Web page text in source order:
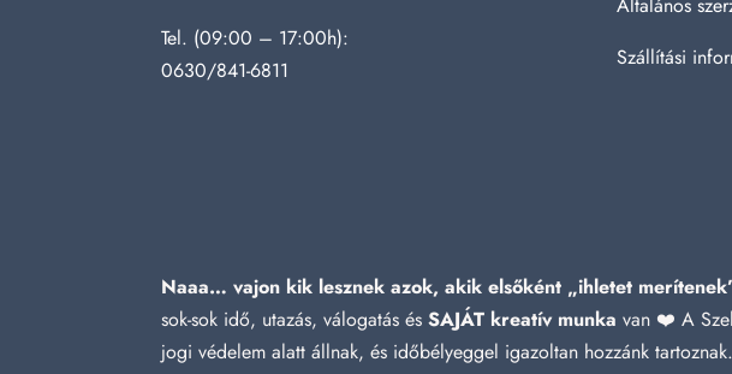
Tel. (09:00 – 17:00h):
0630/841-6811
Általános
Szállítási
Naaa… vajon kik lesznek azok, akik elsőként „ihletet
sok-sok idő, utazás, válogatás ésSAJÁT kreatív munka van ❤️ A
jogi védelem alatt állnak, és időbélyeggel igazoltan hozzánk